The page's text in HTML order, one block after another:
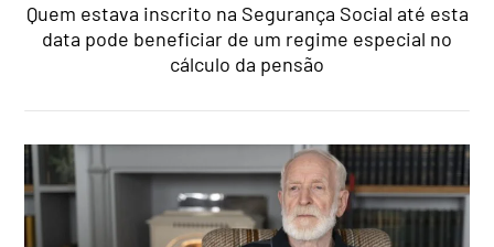
Quem estava inscrito na Segurança Social até esta
data pode beneficiar de um regime especial no
cálculo da pensão